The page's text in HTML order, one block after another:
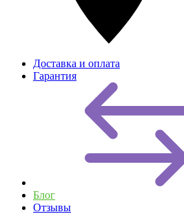
Доставка и оплата
Гарантия
Блог
Отзывы